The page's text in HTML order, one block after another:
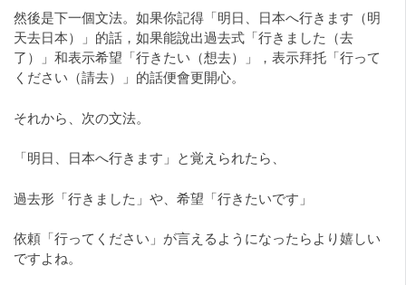
然後是下一個文法。如果你記得「明日、日本へ行きます（明
天去日本）」的話，如果能說出過去式「行きました（去
了）」和表示希望「行きたい（想去）」，表示拜托「行って
ください（請去）」的話便會更開心。
それから、次の文法。
「明日、日本へ行きます」と覚えられたら、
過去形「行きました」や、希望「行きたいです」
依頼「行ってください」が言えるようになったらより嬉しい
ですよね。